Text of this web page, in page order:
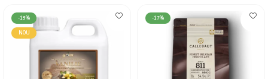
-13%
NOU
-17%